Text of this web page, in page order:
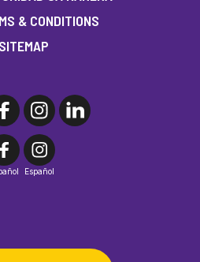
& CONDITIONS
SITEMAP
Español